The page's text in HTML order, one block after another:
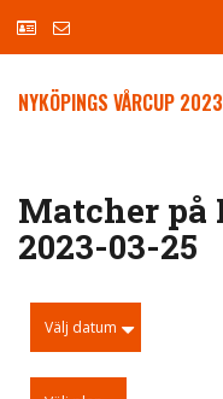
NYKÖPINGS VÅRCUP
Matcher på
2023-03-25
Välj datum